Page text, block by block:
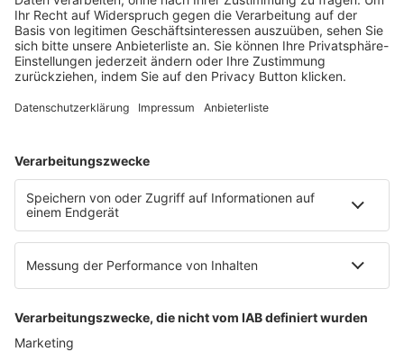
Mainzer Landstr. 251
60326 Frankfurt am Main
E-Mail:info@ruw.de
Web:https://www.ruw.de
AGB
Datenschutzerklärung
Genderhinweis
Cookie-Einstellungen